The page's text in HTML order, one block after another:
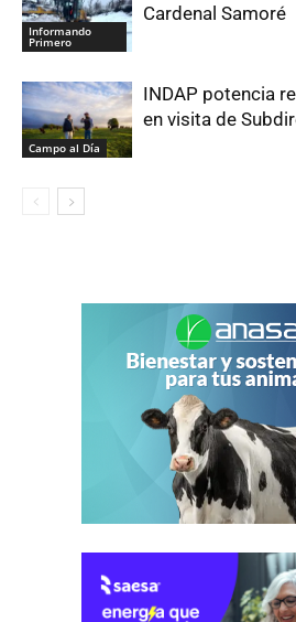
Informando
Primero
Cardenal Samoré
Campo al Día
INDAP potencia
en visita de